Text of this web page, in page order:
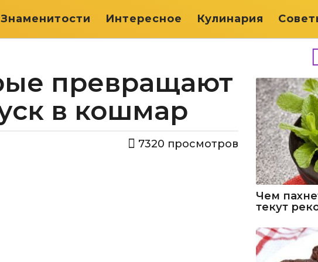
Знаменитости Интересное Кулинария
превращают
в кошмар
7320 просмотров
Чем
текут